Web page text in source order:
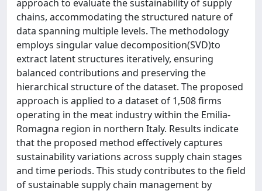
approach to evaluate the sustainability of supply
chains, accommodating the structured nature of
data spanning multiple levels. The methodology
employs singular value decomposition(SVD)to
extract latent structures iteratively, ensuring
balanced contributions and preserving the
hierarchical structure of the dataset. The proposed
approach is applied to a dataset of 1,508 firms
operating in the meat industry within the Emilia-
Romagna region in northern Italy. Results indicate
that the proposed method effectively captures
sustainability variations across supply chain stages
and time periods. This study contributes to the field
of sustainable supply chain management by